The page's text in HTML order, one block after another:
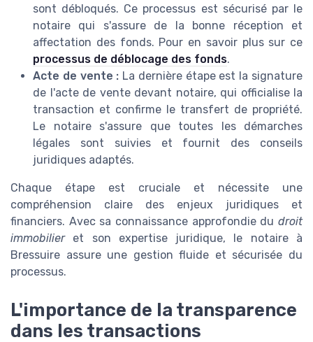
sont débloqués. Ce processus est sécurisé par le
notaire qui s'assure de la bonne réception et
affectation des fonds. Pour en savoir plus sur ce
processus de déblocage des fonds.
Acte de vente : La dernière étape est la signature
de l'acte de vente devant notaire, qui officialise la
transaction et confirme le transfert de propriété.
Le notaire s'assure que toutes les démarches
légales sont suivies et fournit des conseils
juridiques adaptés.
Chaque étape est cruciale et nécessite une
compréhension claire des enjeux juridiques et
financiers. Avec sa connaissance approfondie du droit
immobilieret son expertise juridique, le notaire à
Bressuire assure une gestion fluide et sécurisée du
processus.
L'importance de la transparence
dans les transactions